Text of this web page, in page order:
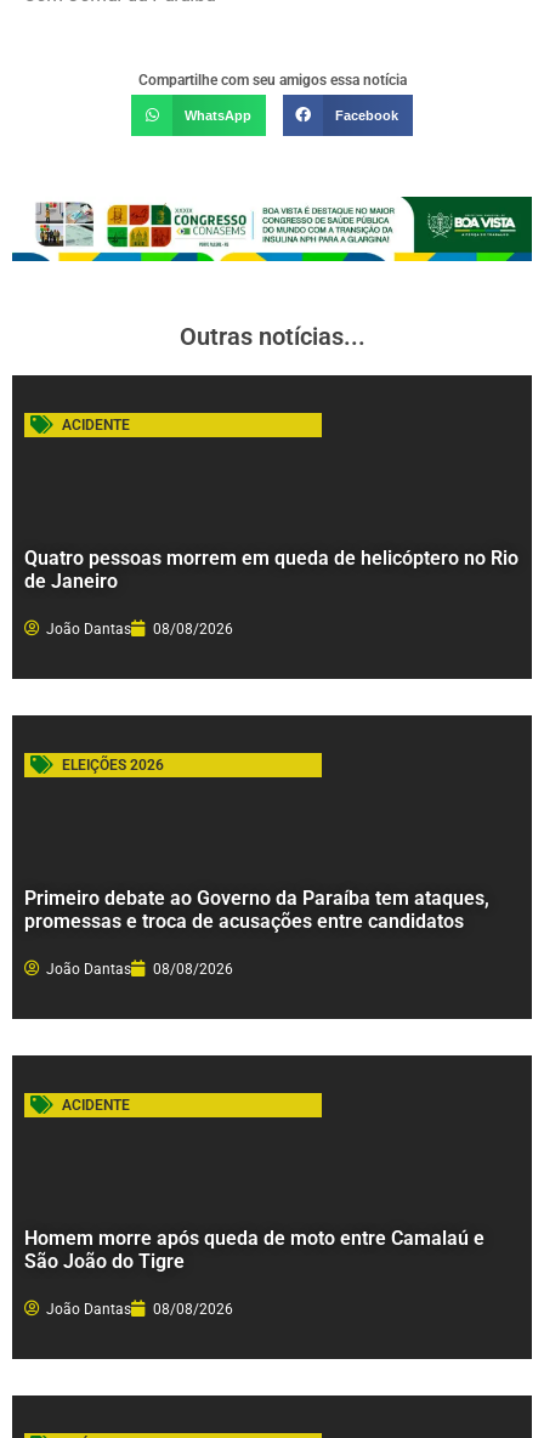
Compartilhe com seu amigos essa notícia
WhatsApp Facebook
Outras notícias...
ACIDENTE
Quatro pessoas morrem em queda de helicóptero no Rio
de Janeiro
João Dantas 08/08/2026
ELEIÇÕES 2026
Primeiro debate ao Governo da Paraíba tem ataques,
promessas e troca de acusações entre candidatos
João Dantas 08/08/2026
ACIDENTE
Homem morre após queda de moto entre Camalaú e
São João do Tigre
João Dantas 08/08/2026